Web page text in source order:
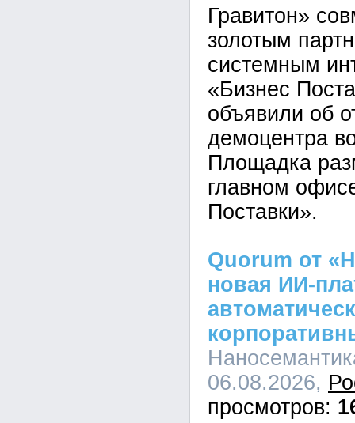
Гравитон»
золотым
системным
«Бизнес
объявили об
демоцентра
Площадка
главном
Поставки».
Quorum от
новая ИИ-
06.08.2026,